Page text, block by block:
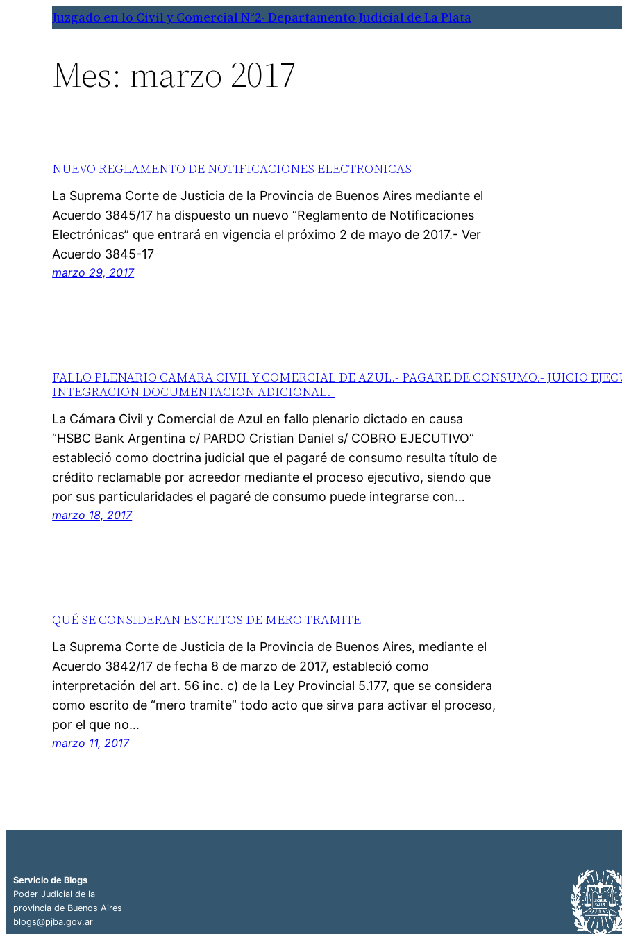
Juzgado en lo Civil y Comercial N°2- Departamento Judicial de La Plata
Mes: marzo 2017
NUEVO REGLAMENTO DE NOTIFICACIONES ELECTRONICAS
La Suprema Corte de Justicia de la Provincia de Buenos Aires mediante el
Acuerdo 3845/17 ha dispuesto un nuevo “Reglamento de Notificaciones
Electrónicas” que entrará en vigencia el próximo 2 de mayo de 2017.- Ver
Acuerdo 3845-17
marzo 29, 2017
FALLO PLENARIO CAMARA CIVIL Y COMERCIAL DE AZUL.- PAGARE DE CONSUMO.- JUICIO
INTEGRACION DOCUMENTACION ADICIONAL.-
La Cámara Civil y Comercial de Azul en fallo plenario dictado en causa
“HSBC Bank Argentina c/ PARDO Cristian Daniel s/ COBRO EJECUTIVO”
estableció como doctrina judicial que el pagaré de consumo resulta título de
crédito reclamable por acreedor mediante el proceso ejecutivo, siendo que
por sus particularidades el pagaré de consumo puede integrarse con…
marzo 18, 2017
QUÉ SE CONSIDERAN ESCRITOS DE MERO TRAMITE
La Suprema Corte de Justicia de la Provincia de Buenos Aires, mediante el
Acuerdo 3842/17 de fecha 8 de marzo de 2017, estableció como
interpretación del art. 56 inc. c) de la Ley Provincial 5.177, que se considera
como escrito de “mero tramite” todo acto que sirva para activar el proceso,
por el que no…
marzo 11, 2017
Servicio de Blogs
Poder Judicial de la
provincia de Buenos Aires
blogs@pjba.gov.ar